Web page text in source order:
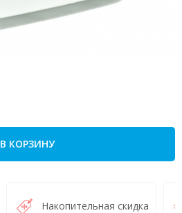
В КОРЗИНУ
Накопительная скидка